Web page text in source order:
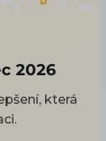
2026
která